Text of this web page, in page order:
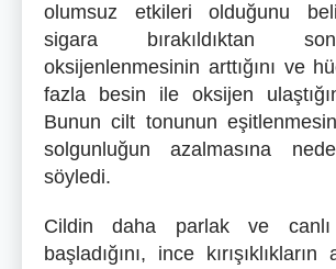
olumsuz etkileri olduğunu
sigara bırakıldıktan
oksijenlenmesinin arttığını ve
fazla besin ile oksijen
Bunun cilt tonunun
solgunluğun azalmasına
söyledi.
Cildin daha parlak ve canlı
başladığını, ince kırışıklıkların